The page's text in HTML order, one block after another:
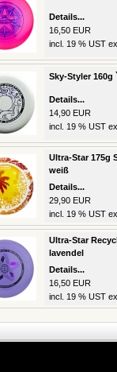
Details...
16,50 EUR
incl. 19 % UST
Sky-Styler 160g
Details...
14,90 EUR
incl. 19 % UST
Ultra-Star 175g
weiß
Details...
29,90 EUR
incl. 19 % UST
Ultra-Star
lavendel
Details...
16,50 EUR
incl. 19 % UST